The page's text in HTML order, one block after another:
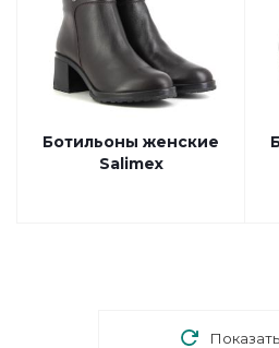
Ботильоны женские
Salimex